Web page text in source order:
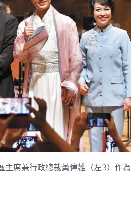
主席兼行政總裁黃偉雄（左3）作為